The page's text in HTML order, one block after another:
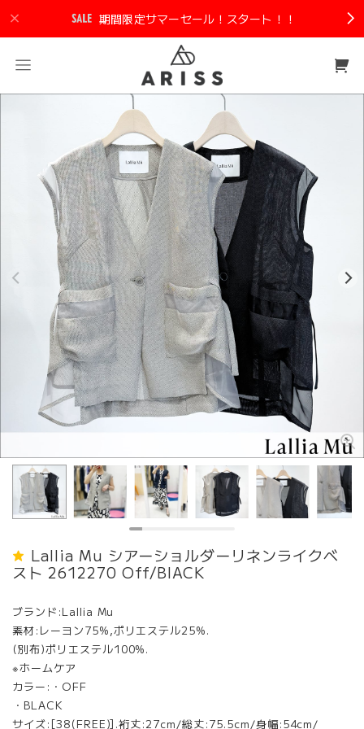
期間限定サマーセール！スタート！！
Lallia Mu シアーショルダーリネンライクベ
スト 2612270 Off/BlACK
ブランド:Lallia Mu
素材:レーヨン75%,ポリエステル25%.
(別布)ポリエステル100%.
※ホームケア
カラー:・OFF
・BLACK
サイズ:[38(FREE)].裄丈:27cm/総丈:75.5cm/身幅:54cm/